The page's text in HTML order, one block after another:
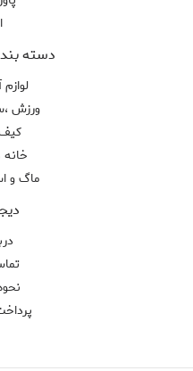
دسته
ورزش
ماگ و